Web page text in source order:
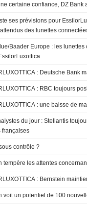
certaine confiance, DZ
ses prévisions pour
des lunettes
Baader Europe : les
ESSILORLUXOTTICA :
ESSILORLUXOTTICA : RBC toujours
ESSILORLUXOTTICA : une
du jour : Stellantis
françaises
contrôle ?
tempère les attentes
ESSILORLUXOTTICA :
voit un potentiel de 100